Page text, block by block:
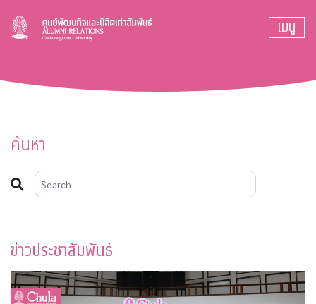
เมนู
ค้นหา
ข่าวประชาสัมพันธ์